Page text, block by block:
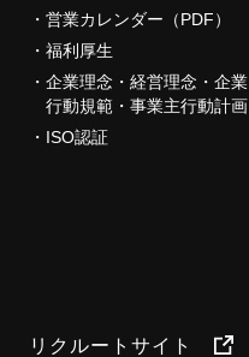
営業カレンダー（PDF）
福利厚生
企業理念・経営理念・企業
行動規範・事業主行動計画
ISO認証
リクルートサイト